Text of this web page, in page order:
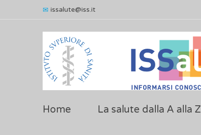
issalute@iss.it
Home La salute dalla A alla Z